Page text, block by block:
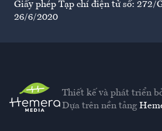
Giấy phép Tạp chí điện tử số: 272/
26/6/2020
Thiết kế và phát triển
Dựa trên nền tảng